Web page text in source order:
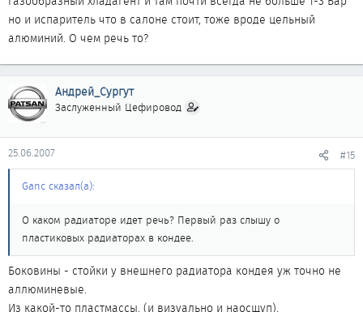
но и испаритель что в салоне стоит, тоже вроде цельный
алюминий. О чем речь то?
Андрей_Сургут
Заслуженный Цефировод
25.06.2007 #15
Ganc сказал(а):
О каком радиаторе идет речь? Первый раз слышу о
пластиковых радиаторах в кондее.
Боковины - стойки у внешнего радиатора кондея уж точно не
аллюминевые.
Из какой-то пластмассы. (и визуально и наосщуп).